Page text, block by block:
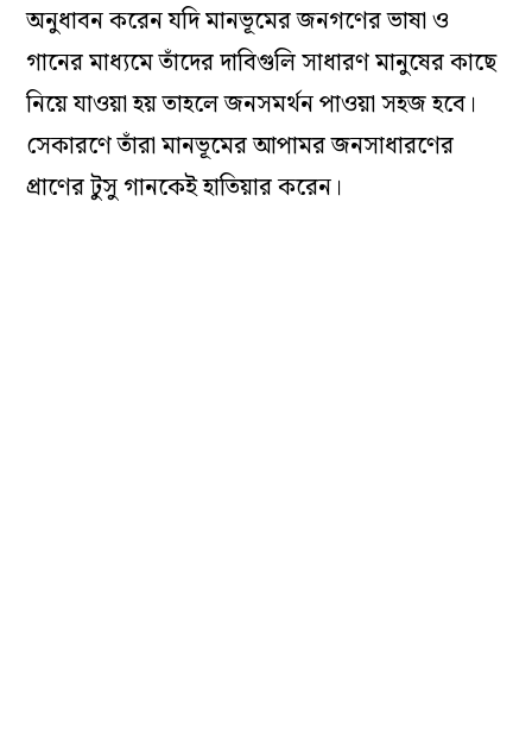
অনুধাবন করেন যদি মানভূমের জনগণের ভাষা ও
গানের মাধ্যমে তাঁদের দাবিগুলি সাধারণ মানুষের কাছে
নিয়ে যাওয়া হয় তাহলে জনসমর্থন পাওয়া সহজ হবে।
সেকারণে তাঁরা মানভূমের আপামর জনসাধারণের
প্রাণের টুসু গানকেই হাতিয়ার করেন।